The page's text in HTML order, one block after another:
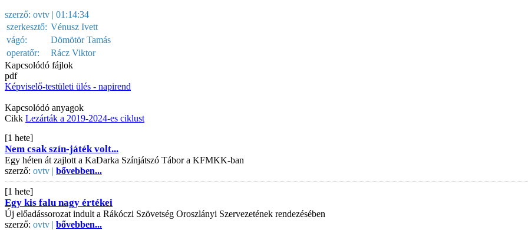
szerző: ovtv | 01:14:34
szerkesztő: Vénusz Ivett
vágó:
Dömötör Tamás
operatőr:
Rácz Viktor
Kapcsolódó fájlok
pdf
Képviselő-testületi ülés - napirend
Kapcsolódó anyagok
Cikk Lezárták a 2019-2024-es ciklust
[1 hete]
Nem csak szín-játék volt...
Egy héten át zajlott a KaDarka Színjátszó Tábor a KFMKK-ban
szerző: ovtv | bővebben...
[1 hete]
Egy kis falu nagy értékei
Új előadássorozat indult a Rákóczi Szövetség Oroszlányi Szervezetének rendezésében
szerző: ovtv | bővebben...